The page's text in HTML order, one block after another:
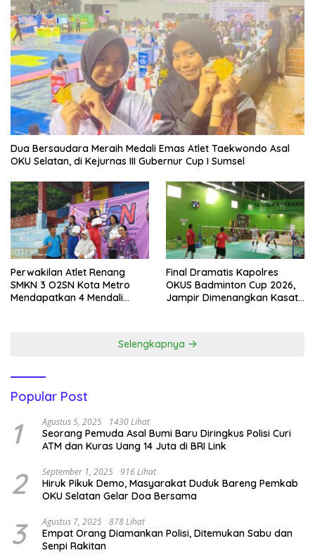
Dua Bersaudara Meraih Medali Emas Atlet Taekwondo Asal
OKU Selatan, di Kejurnas III Gubernur Cup I Sumsel
Perwakilan Atlet Renang
SMKN 3 O2SN Kota Metro
Mendapatkan 4 Mendali
Final Dramatis Kapolres
OKUS Badminton Cup 2026,
Jampir Dimenangkan Kasat
Selengkapnya
Popular Post
1 Agustus 5, 2025 1430 Lihat
Seorang Pemuda Asal Bumi Baru Diringkus Polisi Curi
ATM dan Kuras Uang 14 Juta di BRI Link
2 September 1, 2025 916 Lihat
Hiruk Pikuk Demo, Masyarakat Duduk Bareng Pemkab
OKU Selatan Gelar Doa Bersama
3 Agustus 7, 2025 878 Lihat
Empat Orang Diamankan Polisi, Ditemukan Sabu dan
Senpi Rakitan